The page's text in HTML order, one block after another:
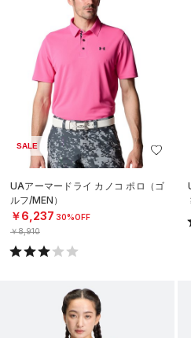
SALE
UAアーマードライ カノコ ポロ（ゴ
ルフ/MEN）
￥6,237 30%OFF
￥8,910